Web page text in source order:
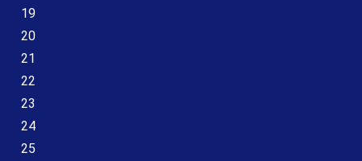
19
20
21
22
23
24
25